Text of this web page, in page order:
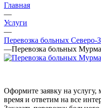
Главная
—
Услуги
—
Перевозка больных
—Перевозка больных
Оформите заявку на
время и ответим на все